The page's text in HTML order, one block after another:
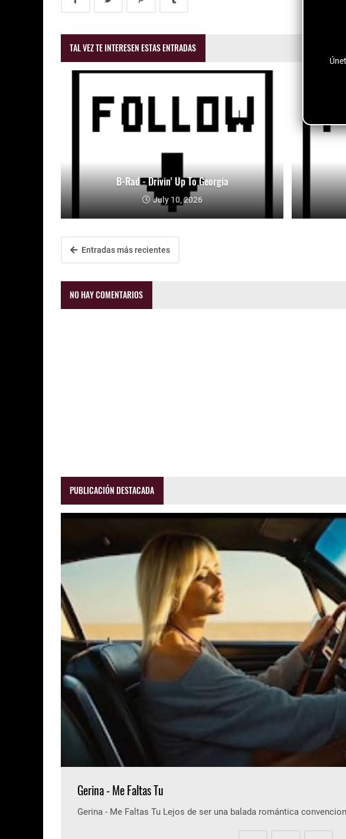
TAL VEZ TE INTERESEN ESTAS ENTRADAS
B-Rad - Drivin' Up To Georgia
July 10, 2026
Entradas más recientes
NO HAY COMENTARIOS
PUBLICACIÓN DESTACADA
Gerina - Me Faltas Tu
Gerina - Me Faltas Tu Lejos de ser una balada romántica